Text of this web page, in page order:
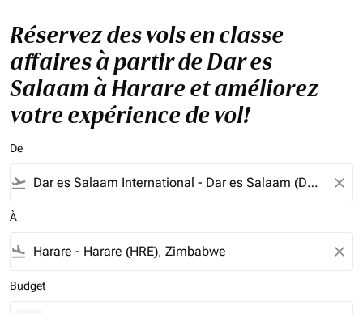
Réservez des vols en classe
affaires à partir de Dar es
Salaam à Harare et améliorez
votre expérience de vol!
De
flight_takeoff close
À
flight_land close
Budget